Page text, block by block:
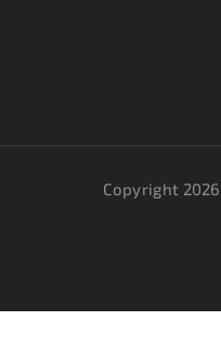
Copyright 2026